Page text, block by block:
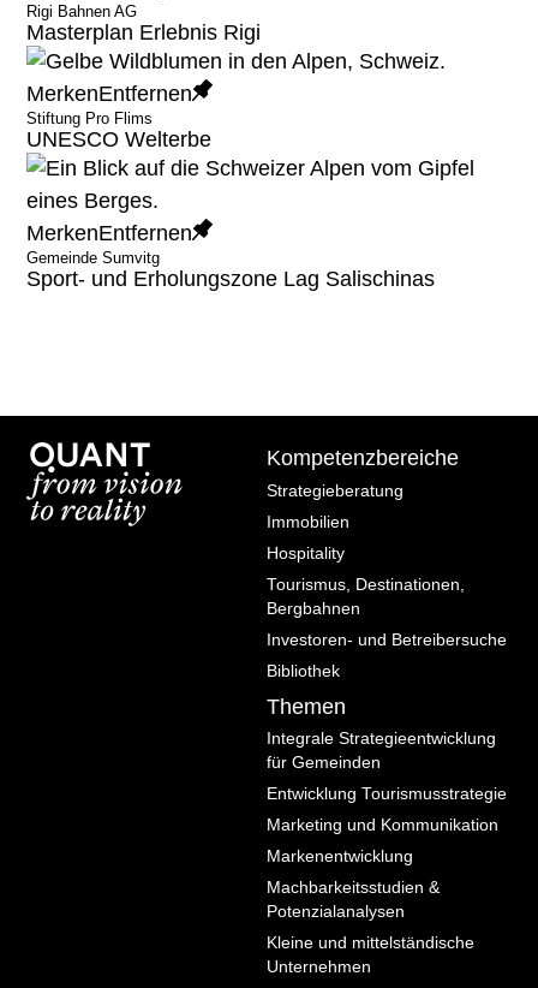
Rigi Bahnen AG
Masterplan Erlebnis Rigi
MerkenEntfernen
Stiftung Pro Flims
UNESCO Welterbe
MerkenEntfernen
Gemeinde Sumvitg
Sport- und Erholungszone Lag Salischinas
Archiv
Kompetenzbereiche
Strategieberatung
Immobilien
Hospitality
Tourismus, Destinationen,
Bergbahnen
Investoren- und Betreibersuche
Bibliothek
Themen
Integrale Strategieentwicklung
für Gemeinden
Entwicklung Tourismusstrategie
Marketing und Kommunikation
Markenentwicklung
Machbarkeitsstudien &
Potenzialanalysen
Kleine und mittelständische
Unternehmen